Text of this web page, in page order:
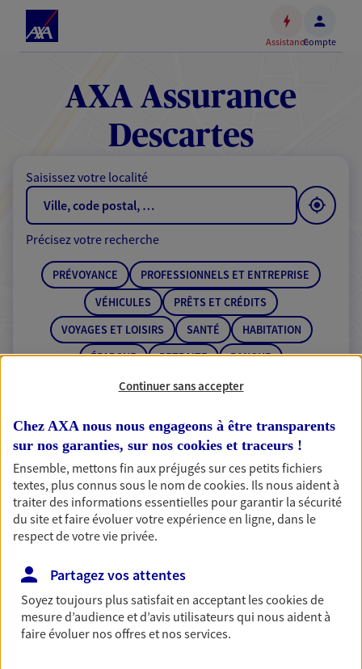
Accéder
contenu
principal
Accéder
au
de
AssistanceCompte
AXA Assurance
Descartes
Saisissez votre localité
RECHERCHER
Précisez votre recherche
PRÉVOYANCE
PROFESSIONNELS ET ENTREPRISE
VÉHICULES
PRÊTS ET CRÉDITS
VOYAGES ET LOISIRS
SANTÉ
HABITATION
ÉPARGNE
RETRAITE BANQUE
1 résultat correspond à votre
recherche
Passer les
résultats
Paillon-Verget
Continuer sans accepter
Chez AXA nous nous engageons à être transparents
sur nos garanties, sur nos cookies et traceurs !
Ensemble, mettons fin aux préjugés sur ces petits fichiers
textes, plus connus sous le nom decookies. Ils nous aident à
traiter des informations essentielles pour garantir la sécurité
du site et faire évoluer votre expérience en ligne, dans le
respect de votre vie privée.
Partagez vos attentes
Soyez toujours plus satisfait en acceptant lescookiesde
mesure d’audience et d’avis utilisateurs qui nous aident à
faire évoluer nos offres et nos services.